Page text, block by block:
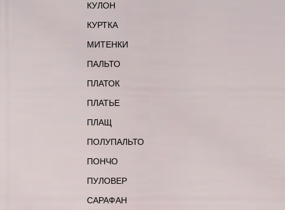
КУЛОН
КУРТКА
МИТЕНКИ
ПАЛЬТО
ПЛАТОК
ПЛАТЬЕ
ПЛАЩ
ПОЛУПАЛЬТО
ПОНЧО
ПУЛОВЕР
САРАФАН